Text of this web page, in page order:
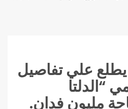
علي تفاصيل
“الدلتا
مليون فدان.